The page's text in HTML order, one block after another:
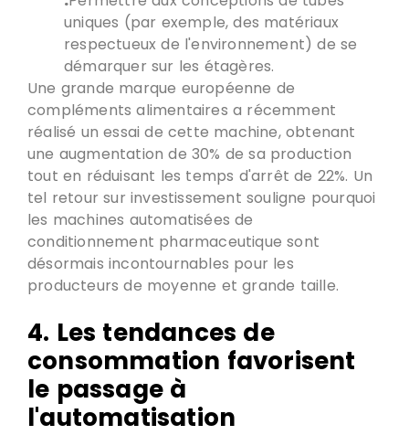
uniques (par exemple,des matériaux
respectueux de l'environnement) de se
démarquer sur les étagères.
Une grande marque européenne de
compléments alimentaires a récemment
réalisé un essai de cette machine, obtenant
une augmentation de 30% de sa production
tout en réduisant les temps d'arrêt de 22%. Un
tel retour sur investissement souligne pourquoi
les machines automatisées de
conditionnement pharmaceutique sont
désormais incontournables pour les
producteurs de moyenne et grande taille.
4. Les tendances de
consommation favorisent
le passage à
l'automatisation